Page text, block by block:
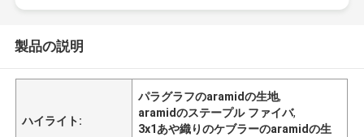
製品の説明
ハイライト:
パラグラフのaramidの生地,
aramidのステープル ファイバ,
3x1あや織りのケブラーのaramidの生